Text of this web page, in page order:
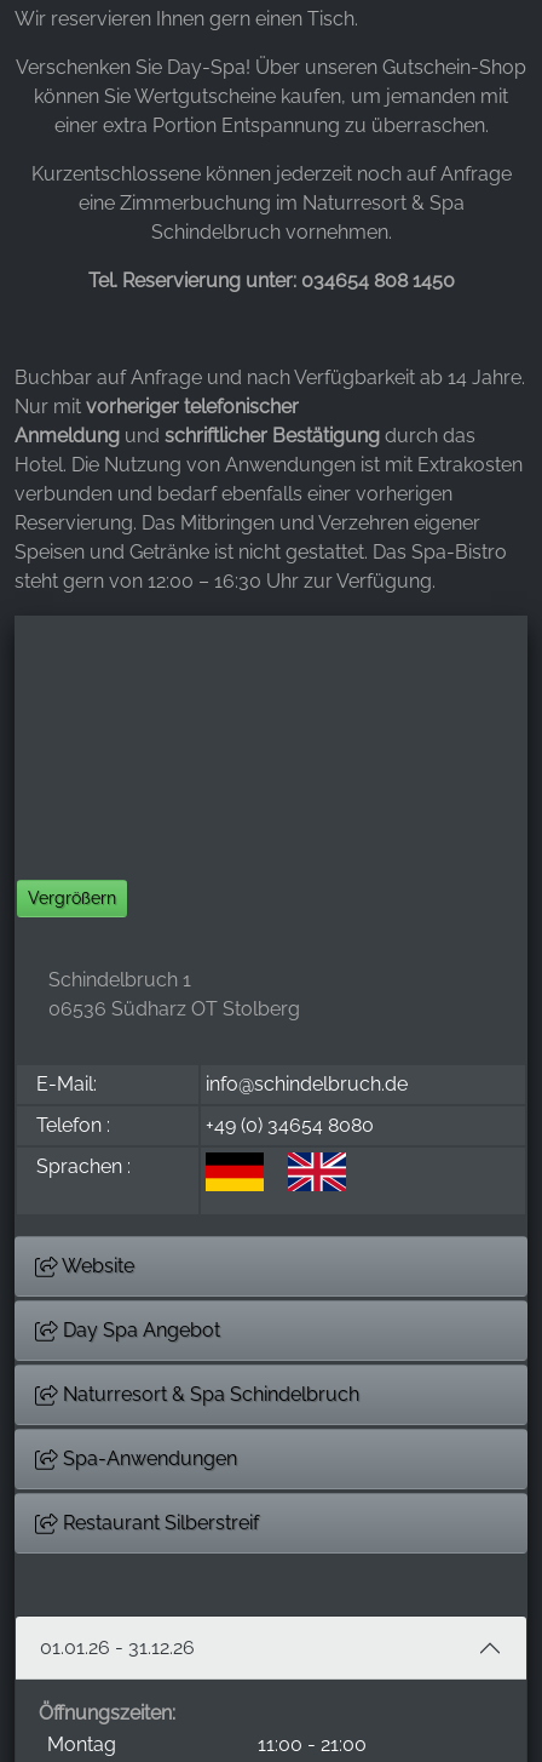
Wir reservieren Ihnen gern einen Tisch.
Verschenken Sie Day-Spa! Über unseren Gutschein-Shop
können Sie Wertgutscheine kaufen, um jemanden mit
einer extra Portion Entspannung zu überraschen.
Kurzentschlossene können jederzeit noch auf Anfrage
eine Zimmerbuchung im Naturresort & Spa
Schindelbruch vornehmen.
Tel. Reservierung unter: 034654 808 1450
Buchbar auf Anfrage und nach Verfügbarkeit ab 14 Jahre.
Nur mit vorheriger telefonischer
Anmeldung und schriftlicher Bestätigung durch das
Hotel. Die Nutzung von Anwendungen ist mit Extrakosten
verbunden und bedarf ebenfalls einer vorherigen
Reservierung. Das Mitbringen und Verzehren eigener
Speisen und Getränke ist nicht gestattet. Das Spa-Bistro
steht gern von 12:00 – 16:30 Uhr zur Verfügung.
Vergrößern
Schindelbruch 1
06536 Südharz OT Stolberg
E-Mail:
info@schindelbruch.de
Telefon :
+49 (0) 34654 8080
Sprachen :
Website
Day Spa Angebot
Naturresort & Spa Schindelbruch
Spa-Anwendungen
Restaurant Silberstreif
01.01.26 - 31.12.26
Öffnungszeiten:
Montag
11:00 - 21:00